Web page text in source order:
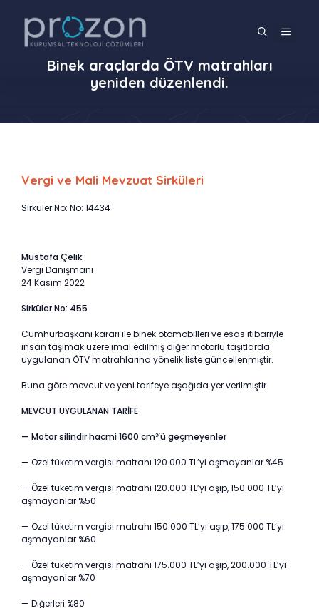
MENÜ
Binek araçlarda ÖTV matrahları
yeniden düzenlendi.
Vergi ve Mali Mevzuat Sirküleri
Sirküler No: No: 14434
Mustafa Çelik
Vergi Danışmanı
24 Kasım 2022
Sirküler No: 455
Cumhurbaşkanı kararı ile binek otomobilleri ve esas itibariyle
insan taşımak üzere imal edilmiş diğer motorlu taşıtlarda
uygulanan ÖTV matrahlarına yönelik liste güncellenmiştir.
Buna göre mevcut ve yeni tarifeye aşağıda yer verilmiştir.
MEVCUT UYGULANAN TARİFE
— Motor silindir hacmi 1600 cm³’ü geçmeyenler
— Özel tüketim vergisi matrahı 120.000 TL’yi aşmayanlar %45
— Özel tüketim vergisi matrahı 120.000 TL’yi aşıp, 150.000 TL’yi
aşmayanlar %50
— Özel tüketim vergisi matrahı 150.000 TL’yi aşıp, 175.000 TL’yi
aşmayanlar %60
— Özel tüketim vergisi matrahı 175.000 TL’yi aşıp, 200.000 TL’yi
aşmayanlar %70
— Diğerleri %80